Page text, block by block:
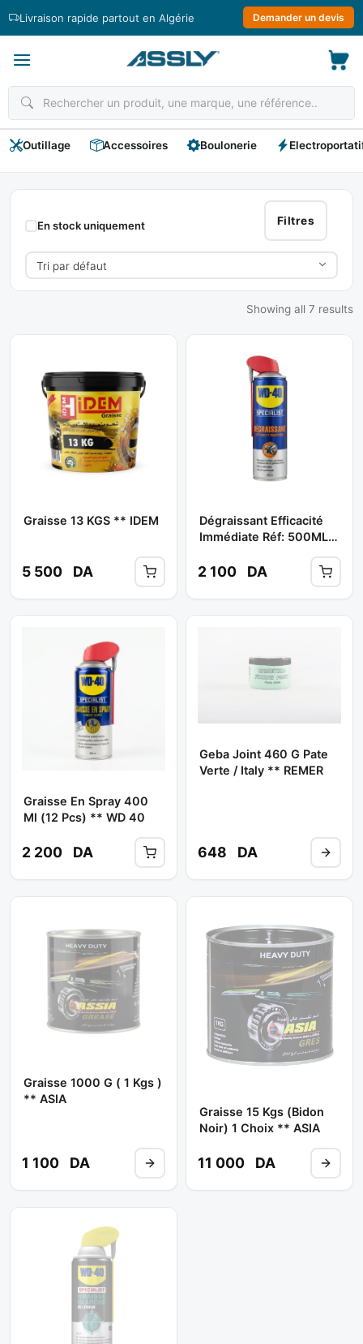
Livraison rapide partout en Algérie Demander un devis
Outillage Accessoires Boulonerie
Graisse
Filtres
En stock uniquement
Showing all 7 results
Graisse 13 KGS ** IDEM
5 500 DA
Dégraissant Efficacité
Immédiate Réf: 500ML
2 100 DA
Graisse En Spray 400
Ml (12 Pcs) ** WD 40
2 200 DA
Geba Joint 460 G Pate
Verte / Italy ** REMER
648 DA
Graisse 1000 G ( 1 Kgs )
** ASIA
1 100 DA
Graisse 15 Kgs (Bidon
Noir) 1 Choix ** ASIA
11 000 DA